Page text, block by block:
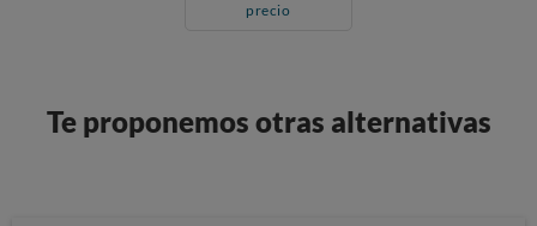
precio
Te proponemos otras alternativas